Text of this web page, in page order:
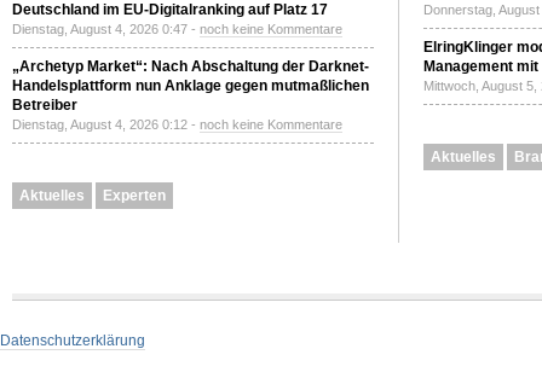
Deutschland im EU-Digitalranking auf Platz 17
Dienstag, August 4, 2026 0:47 - noch keine Kommentare
„Archetyp Market“: Nach Abschaltung der Darknet-
Handelsplattform nun Anklage gegen mutmaßlichen
Betreiber
Dienstag, August 4, 2026 0:12 - noch keine Kommentare
Aktuelles Experten
Donnerstag,
ElringKlinger
Management
Mittwoch, August
Aktuelles
Datenschutzerklärung